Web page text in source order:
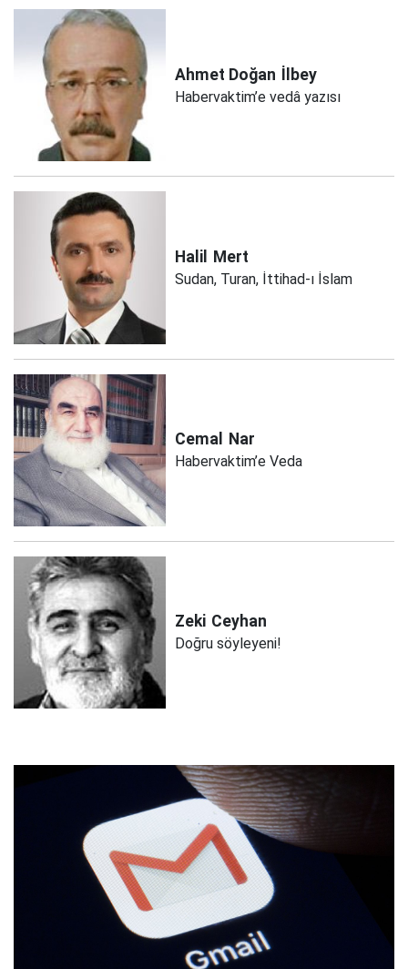
Ahmet Doğan İlbey
Habervaktim’e vedâ yazısı
Halil Mert
Sudan, Turan, İttihad-ı İslam
Cemal Nar
Habervaktim’e Veda
Zeki Ceyhan
Doğru söyleyeni!